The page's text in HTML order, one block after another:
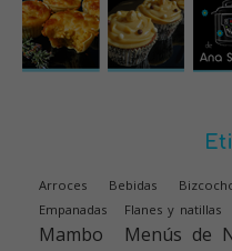
Arroces Bebidas
Empanadas Flanes y natillas
Mambo Menús de